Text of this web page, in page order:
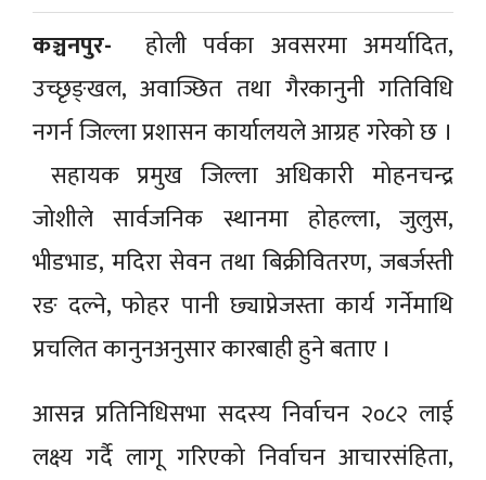
कञ्चनपुर-
होली पर्वका अवसरमा अमर्यादित,
उच्छृङ्खल, अवाञ्छित तथा गैरकानुनी गतिविधि
नगर्न जिल्ला प्रशासन कार्यालयले आग्रह गरेको छ ।
सहायक प्रमुख जिल्ला अधिकारी मोहनचन्द्र
जोशीले सार्वजनिक स्थानमा होहल्ला, जुलुस,
भीडभाड, मदिरा सेवन तथा बिक्रीवितरण, जबर्जस्ती
रङ दल्ने, फोहर पानी छ्याप्नेजस्ता कार्य गर्नेमाथि
प्रचलित कानुनअनुसार कारबाही हुने बताए ।
आसन्न प्रतिनिधिसभा सदस्य निर्वाचन २०८२ लाई
लक्ष्य गर्दै लागू गरिएको निर्वाचन आचारसंहिता,